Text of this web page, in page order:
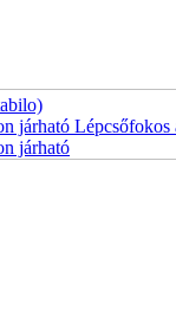
járható Lépcsőfokos
járható